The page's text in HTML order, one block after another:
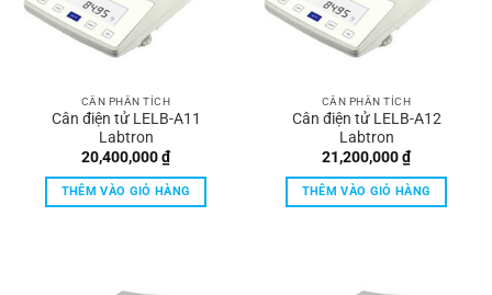
CÂN PHÂN TÍCH
Cân điện tử LELB-A11
Labtron
20,400,000₫
THÊM VÀO GIỎ HÀNG
CÂN PHÂN TÍCH
Cân điện tử LELB-A12
Labtron
21,200,000₫
THÊM VÀO GIỎ HÀNG